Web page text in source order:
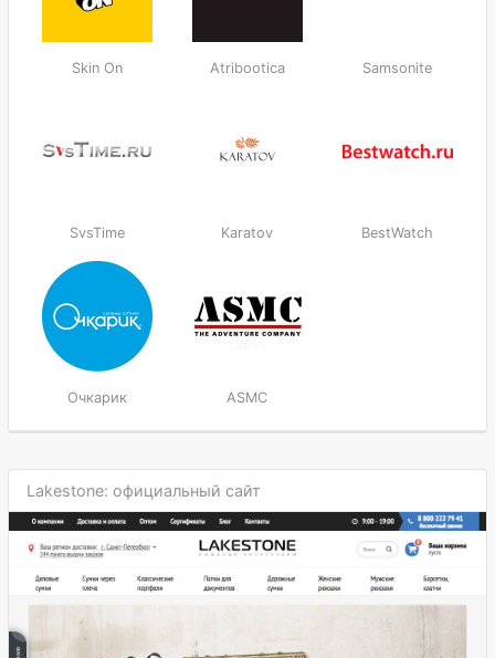
Skin On Atribootica Samsonite
SvsTime Karatov BestWatch
Очкарик ASMC
Lakestone: официальный сайт